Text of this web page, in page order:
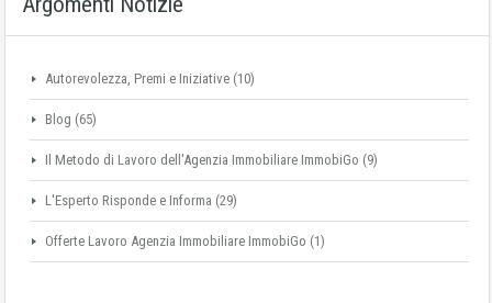
Autorevolezza, Premi e Iniziative (10)
Blog (65)
Il Metodo di Lavoro dell'Agenzia Immobiliare ImmobiGo (9)
L'Esperto Risponde e Informa (29)
Offerte Lavoro Agenzia Immobiliare ImmobiGo (1)